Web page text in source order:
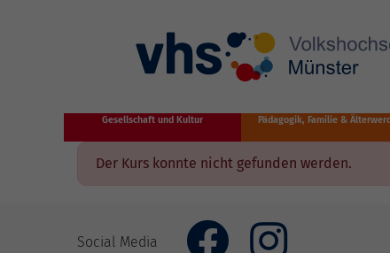
Gesellschaft und Kultur Pädagogik, Familie &
Der Kurs konnte nicht gefunden werden.
Social Media